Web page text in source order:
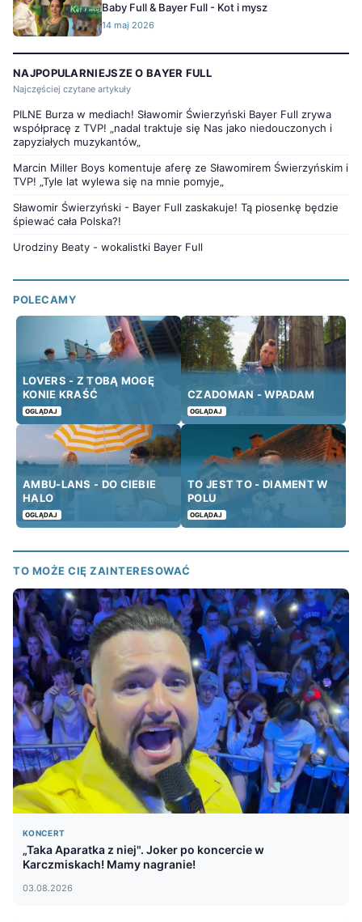
Baby Full & Bayer Full - Kot i mysz
14 maj 2026
NAJPOPULARNIEJSZE O BAYER FULL
Najczęściej czytane artykuły
PILNE Burza w mediach! Sławomir Świerzyński Bayer Full zrywa
współpracę z TVP! „nadal traktuje się Nas jako niedouczonych i
zapyziałych muzykantów„
Marcin Miller Boys komentuje aferę ze Sławomirem Świerzyńskim i
TVP! „Tyle lat wylewa się na mnie pomyje„
Sławomir Świerzyński - Bayer Full zaskakuje! Tą piosenkę będzie
śpiewać cała Polska?!
Urodziny Beaty - wokalistki Bayer Full
POLECAMY
LOVERS - Z TOBĄ MOGĘ
KONIE KRAŚĆ
OGLĄDAJ
CZADOMAN - WPADAM
OGLĄDAJ
AMBU-LANS - DO CIEBIE
HALO
OGLĄDAJ
TO JEST TO - DIAMENT W
POLU
OGLĄDAJ
TO MOŻE CIĘ ZAINTERESOWAĆ
KONCERT
„Taka Aparatka z niej". Joker po koncercie w
Karczmiskach! Mamy nagranie!
03.08.2026